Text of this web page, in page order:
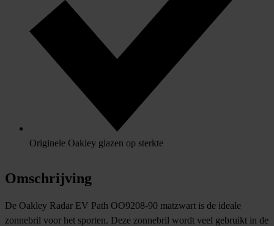
Originele Oakley glazen op sterkte
Omschrijving
De Oakley Radar EV Path OO9208-90 matzwart is de ideale
zonnebril voor het sporten. Deze zonnebril wordt veel gebruikt in de